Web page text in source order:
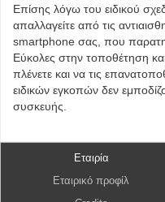
Επίσης λόγω του ειδικού
απαλλαγείτε από τις
smartphone σας, που
Εύκολες στην τοποθέτηση
πλένετε και να τις
ειδικών εγκοπών δεν
συσκευής.
Εταιρία
Εταιρικό προφίλ